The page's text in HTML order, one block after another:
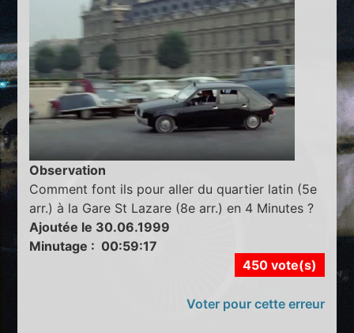
Observation
Comment font ils pour aller du quartier latin (5e
arr.) à la Gare St Lazare (8e arr.) en 4 Minutes ?
Ajoutée le 30.06.1999
Minutage : 00:59:17
450 vote(s)
Voter pour cette erreur